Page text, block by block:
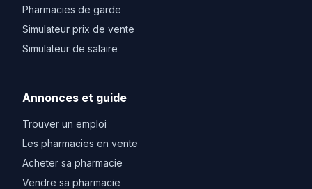
Pharmacies de garde
Simulateur prix de vente
Simulateur de salaire
Annonces et guide
Trouver un emploi
Les pharmacies en vente
Acheter sa pharmacie
Vendre sa pharmacie